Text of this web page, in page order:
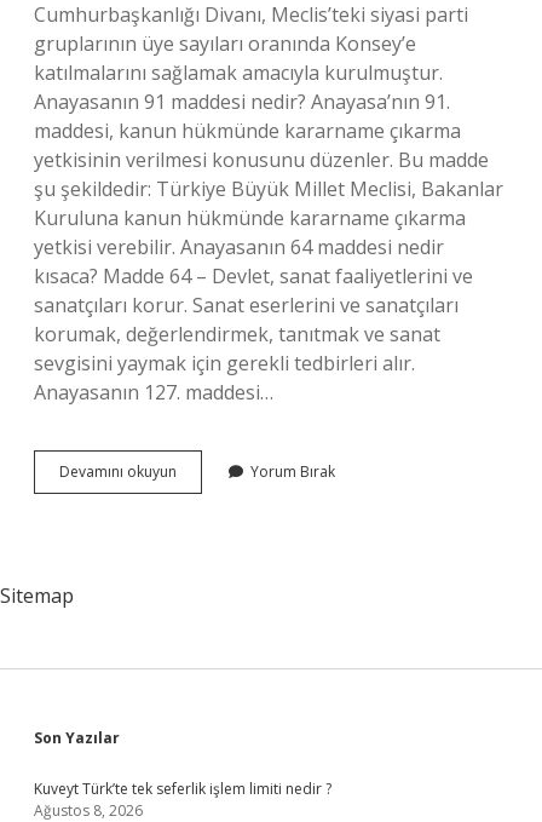
Cumhurbaşkanlığı Divanı, Meclis’teki siyasi parti
gruplarının üye sayıları oranında Konsey’e
katılmalarını sağlamak amacıyla kurulmuştur.
Anayasanın 91 maddesi nedir? Anayasa’nın 91.
maddesi, kanun hükmünde kararname çıkarma
yetkisinin verilmesi konusunu düzenler. Bu madde
şu şekildedir: Türkiye Büyük Millet Meclisi, Bakanlar
Kuruluna kanun hükmünde kararname çıkarma
yetkisi verebilir. Anayasanın 64 maddesi nedir
kısaca? Madde 64 – Devlet, sanat faaliyetlerini ve
sanatçıları korur. Sanat eserlerini ve sanatçıları
korumak, değerlendirmek, tanıtmak ve sanat
sevgisini yaymak için gerekli tedbirleri alır.
Anayasanın 127. maddesi…
Devamını okuyun Anayasanın
93
Yorum Bırak
Sitemap
Sidebar
Son Yazılar
Kuveyt Türk’te tek seferlik işlem limiti nedir ?
Ağustos 8, 2026